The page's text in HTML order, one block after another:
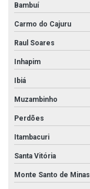
Bambuí
Carmo do Cajuru
Raul Soares
Inhapim
Ibiá
Muzambinho
Perdões
Itambacuri
Santa Vitória
Monte Santo de Minas